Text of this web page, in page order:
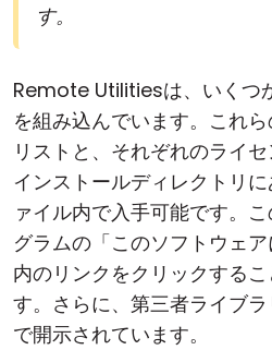
す。
Remote Utilitiesは、いくつ
を組み込んでいます。これ
リストと、それぞれのライ
インストールディレクトリに
ァイル内で入手可能です。
グラムの「このソフトウェ
内のリンクをクリックする
す。さらに、第三者ライブ
で開示されています。